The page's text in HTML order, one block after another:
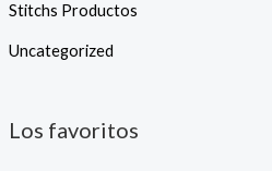
Stitchs Productos
Uncategorized
Los favoritos